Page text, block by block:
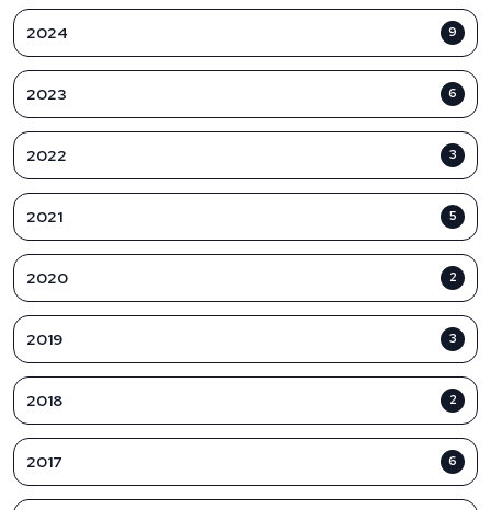
2024 9
2023 6
2022 3
2021 5
2020 2
2019 3
2018 2
2017 6